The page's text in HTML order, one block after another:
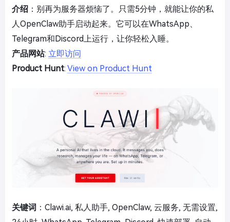
介绍 ：别再为服务器烦恼了。只需5分钟，就能让你的私
人OpenClaw助手启动起来。它可以在WhatsApp、
Telegram和Discord上运行，让你轻松入睡。
产品网站: 立即访问
Product Hunt: View on Product Hunt
关键词 ：Clawi.ai, 私人助手, OpenClaw, 云服务, 无需设置,